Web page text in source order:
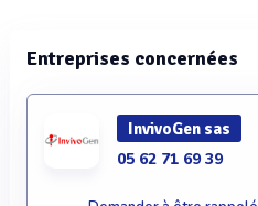
Entreprises concernées
InvivoGen sas
05 62 71 69 39